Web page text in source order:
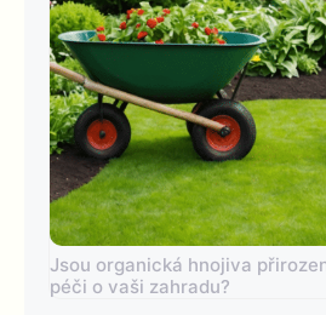
Jsou organická hnojiva
péči o vaši zahradu?